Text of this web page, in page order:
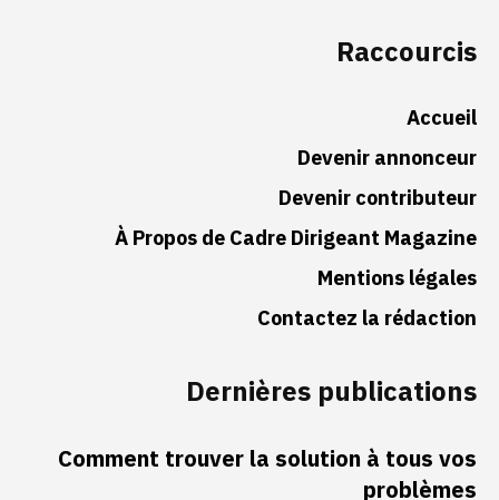
Raccourcis
Accueil
Devenir annonceur
Devenir contributeur
À Propos de Cadre Dirigeant Magazine
Mentions légales
Contactez la rédaction
Dernières publications
Comment trouver la solution à tous vos
problèmes